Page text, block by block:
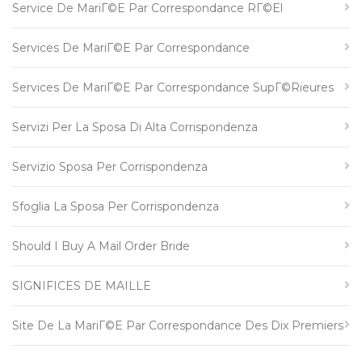
Service De MariГ©e Par Correspondance RГ©el
Services De MariГ©e Par Correspondance
Services De MariГ©e Par Correspondance SupГ©rieures
Servizi Per La Sposa Di Alta Corrispondenza
Servizio Sposa Per Corrispondenza
Sfoglia La Sposa Per Corrispondenza
Should I Buy A Mail Order Bride
SIGNIFICES DE MAILLE
Site De La MariГ©e Par Correspondance Des Dix Premiers